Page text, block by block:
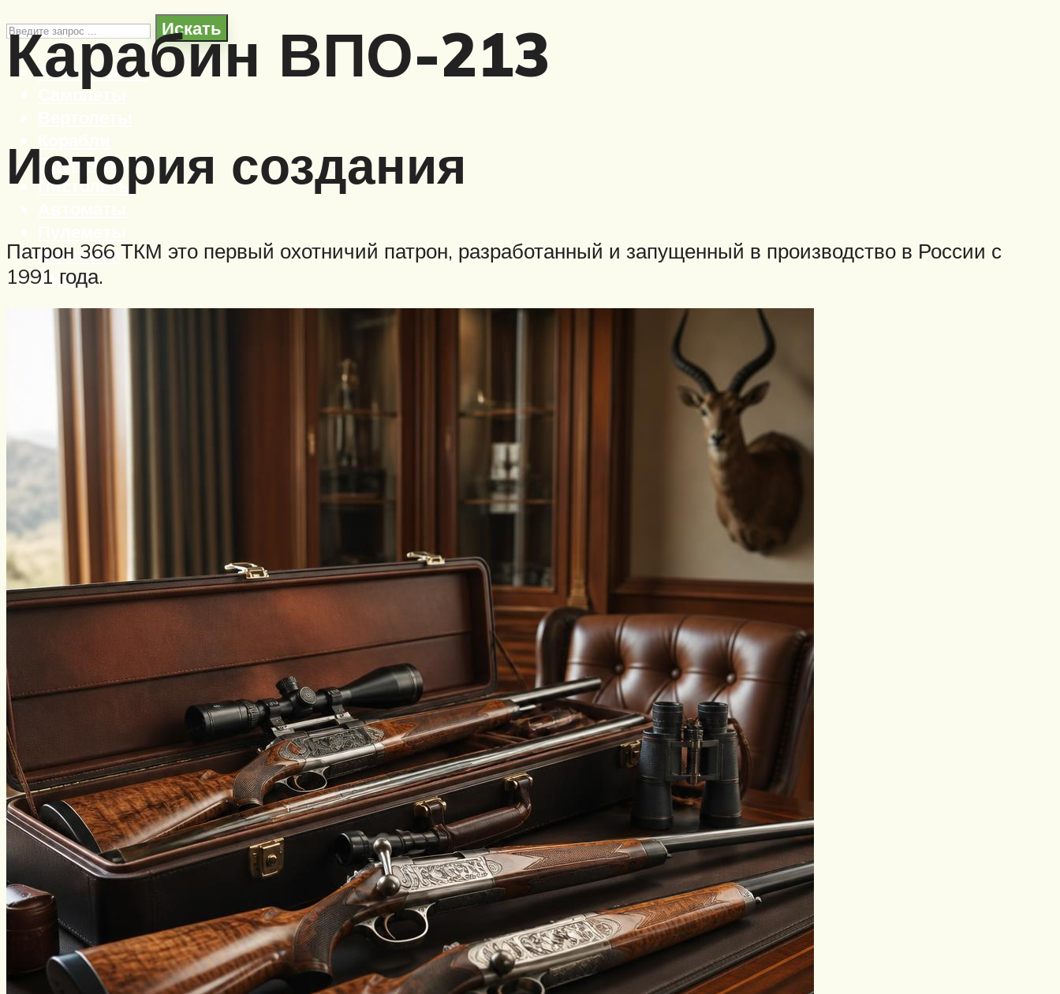
Искать
Автомобили
Самолеты
Бронетехника
Пистолеты
Винтовки
Ружья
Меню
Карабин ВПО-213
История создания
Патрон 366 ТКМ это первый охотничий патрон, разработанный и запущенный в производство в России с
1991 года.